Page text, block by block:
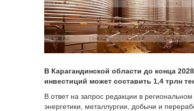
В Карагандинской области до конца
инвестиций может составить 1,4 трлн
В ответ на запрос редакции в
энергетики, металлургии, добычи и